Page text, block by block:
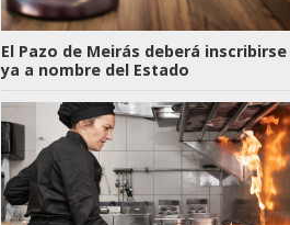
El Pazo de Meirás deberá inscribirse
ya a nombre del Estado